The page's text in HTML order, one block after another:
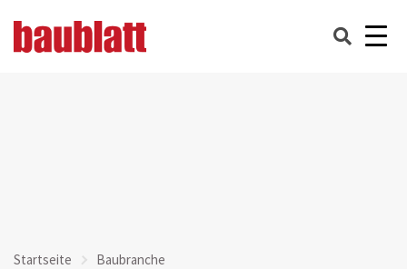
Startseite
Baubranche